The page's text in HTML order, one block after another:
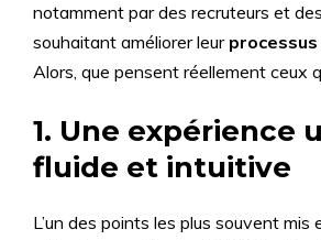
notamment par des recruteurs et
souhaitant améliorer leur
Alors, que pensent réellement ceux
1. Une expérience
fluide et intuitive
L’un des points les plus souvent mis